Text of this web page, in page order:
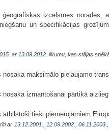
izcelsmes norādes,
un specifikācijas
ar 13.09.2012. likumu, kas stājas
nosaka maksimālo pieļaujamo
nosaka izmantošanai pārtikā
atbilstoši tieši piemērojamiem
ar 13.12.2001., 12.09.2002., 06.11.2003.,